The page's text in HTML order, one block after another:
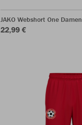
JAKO Webshort One Damen
22,99 €